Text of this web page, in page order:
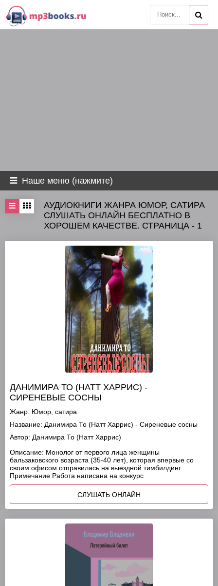
Наше меню (нажмите)
АУДИОКНИГИ ЖАНРА ЮМОР, САТИРА
СЛУШАТЬ ОНЛАЙН БЕСПЛАТНО В
ХОРОШЕМ КАЧЕСТВЕ. СТРАНИЦА - 1
ДАНИМИРА ТО (НАТТ ХАРРИС) -
СИРЕНЕВЫЕ СОСНЫ
Жанр: Юмор, сатира
Название: Данимира То (Натт Харрис) - Сиреневые сосны
Автор: Данимира То (Натт Харрис)
Описание: Монолог от первого лица женщины
бальзаковского возраста (35-40 лет), которая впервые со
своим офисом отправилась на выездной тимбилдинг.
Примечание Работа написана на конкурс
СЛУШАТЬ ОНЛАЙН